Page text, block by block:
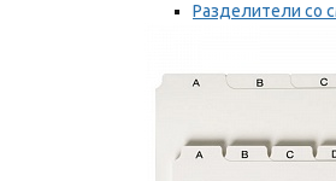
Разделители со